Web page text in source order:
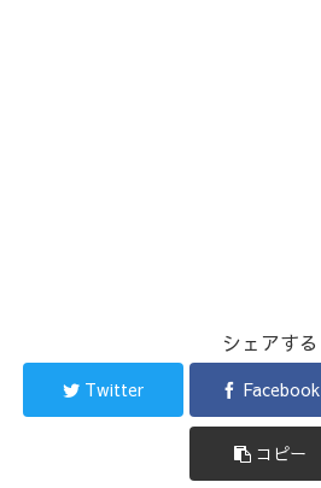
シェアする
Twitter Facebook
コピー